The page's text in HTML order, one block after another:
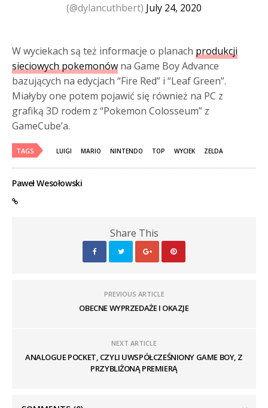
(@dylancuthbert) July 24, 2020
W wyciekach są też informacje o planach produkcji
sieciowych pokemonów na Game Boy Advance
bazujących na edycjach “Fire Red” i “Leaf Green”.
Miałyby one potem pojawić się również na PC z
grafiką 3D rodem z “Pokemon Colosseum” z
GameCube’a.
TAGS LUIGI MARIO NINTENDO TOP WYCIEK ZELDA
Paweł Wesołowski
Share This
PREVIOUS ARTICLE
OBECNE WYPRZEDAŻE I OKAZJE
NEXT ARTICLE
ANALOGUE POCKET, CZYLI UWSPÓŁCZEŚNIONY GAME BOY, Z
PRZYBLIŻONĄ PREMIERĄ